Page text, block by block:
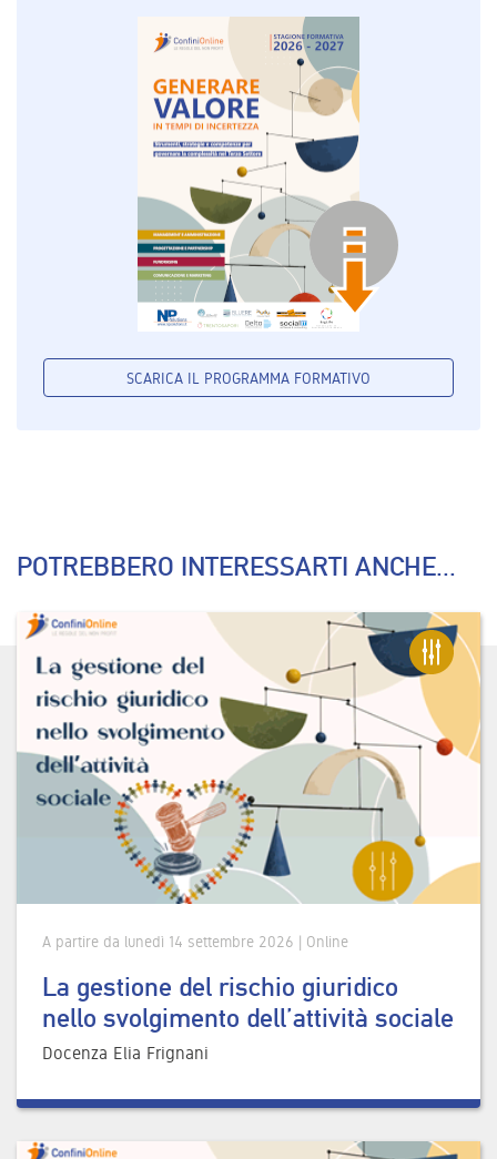
SCARICA IL PROGRAMMA FORMATIVO
POTREBBERO INTERESSARTI ANCHE...
A partire da lunedì 14 settembre 2026 | Online
La gestione del rischio giuridico
nello svolgimento dell’attività sociale
Docenza Elia Frignani